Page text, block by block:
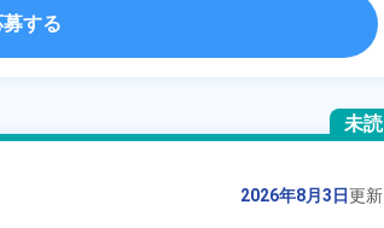
する
未読
2026年8月3日更新